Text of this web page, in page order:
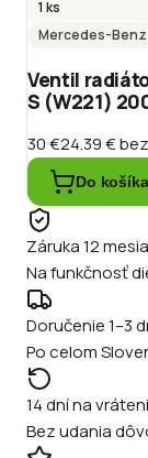
1 ks
Mercedes-Benz
Ventil
S (W221)
30 €24.39 €
Do košíka
Záruka 12
Na funkčnosť
Doručenie 1–3
Po celom
14 dní na
Bez udania